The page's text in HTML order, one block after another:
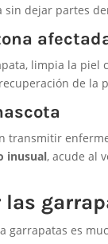
sin dejar partes
limpia la piel
de la
transmitir
inusual, acude al
garrapatas es